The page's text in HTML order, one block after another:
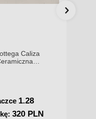
Caliza
Matowa
1.62
500.58 PLN